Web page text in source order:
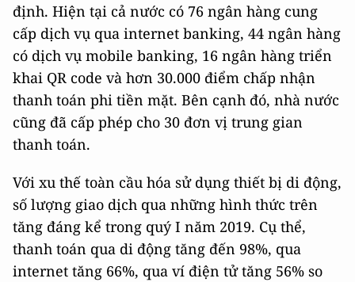
định. Hiện tại cả nước có 76 ngân hàng cung
cấp dịch vụ qua internet banking, 44 ngân hàng
có dịch vụ mobile banking, 16 ngân hàng triển
khai QR code và hơn 30.000 điểm chấp nhận
thanh toán phi tiền mặt. Bên cạnh đó, nhà nước
cũng đã cấp phép cho 30 đơn vị trung gian
thanh toán.
Với xu thế toàn cầu hóa sử dụng thiết bị di động,
số lượng giao dịch qua những hình thức trên
tăng đáng kể trong quý I năm 2019. Cụ thể,
thanh toán qua di động tăng đến 98%, qua
internet tăng 66%, qua ví điện tử tăng 56% so